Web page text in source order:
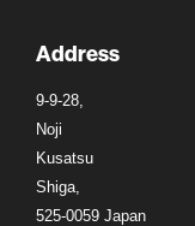
Address
9-9-28,
Noji
Kusatsu
Shiga,
525-0059 Japan